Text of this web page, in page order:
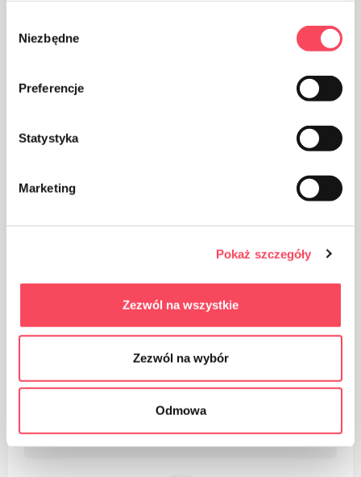
zgody
Niezbędne
Preferencje
Statystyka
Marketing
Pokaż szczegóły
Zezwól na wszystkie
Zezwól na wybór
Odmowa
Produktet skal beskyttes mot fuktighet
Engangsprodukt